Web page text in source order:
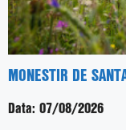
MONESTIR DE
Data: 07/08/2026